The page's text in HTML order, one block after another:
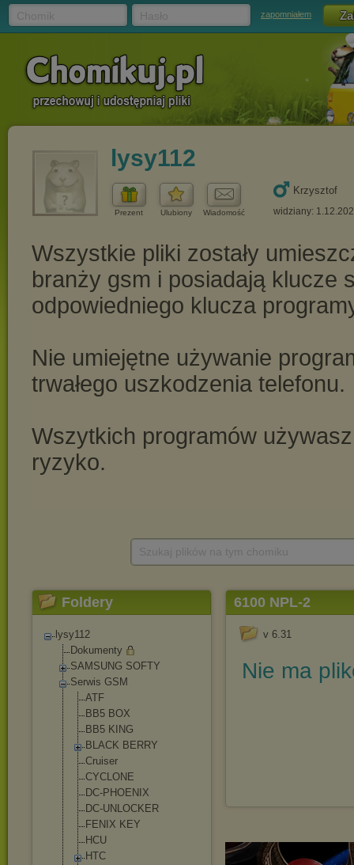
zapomniałem
lysy112
Prezent Ulubiony Wiadomość
Krzysztof
widziany:
Foldery
lysy112
Dokumenty
SAMSUNG SOFTY
Serwis GSM
ATF
BB5 BOX
BB5 KING
BLACK BERRY
Cruiser
CYCLONE
DC-PHOENIX
DC-UNLOCKER
FENIX KEY
HCU
HTC
6100 NPL-2
v 6.31
Nie ma